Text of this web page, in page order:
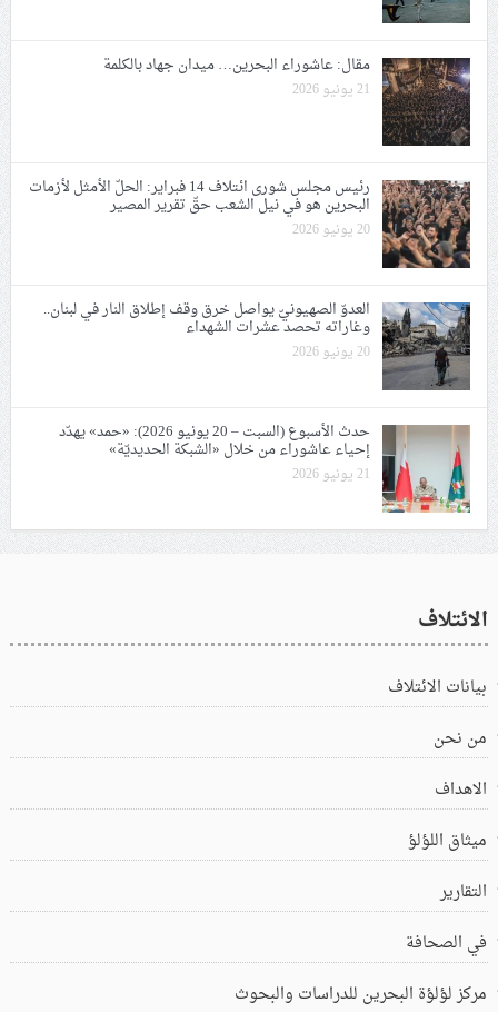
مقال: عاشوراء البحرين… ميدان جهاد بالكلمة
21 يونيو 2026
رئيس مجلس شورى ائتلاف 14 فبراير: الحلّ الأمثل لأزمات
البحرين هو في نيل الشعب حقّ تقرير المصير
20 يونيو 2026
العدوّ الصهيونيّ يواصل خرق وقف إطلاق النار في لبنان..
وغاراته تحصد عشرات الشهداء
20 يونيو 2026
حدث الأسبوع (السبت – 20 يونيو 2026): «حمد» يهدّد
إحياء عاشوراء من خلال «الشبكة الحديديّة»
21 يونيو 2026
الائتلاف
بيانات الائتلاف
من نحن
الاهداف
ميثاق اللؤلؤ
التقارير
في الصحافة
مركز لؤلؤة البحرين للدراسات والبحوث